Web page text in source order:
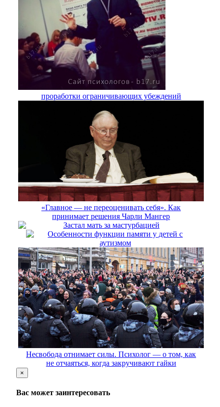
проработки ограничивающих убеждений
«Главное — не переоценивать себя». Как
принимает решения Чарли Мангер
Застал мать за мастурбацией
Особенности функции памяти у детей с
аутизмом
Несвобода отнимает силы. Психолог — о том, как
не отчаяться, когда закручивают гайки
×
Вас может заинтересовать